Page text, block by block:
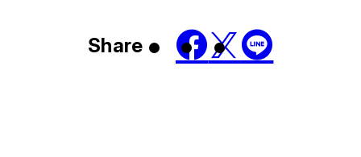
Share